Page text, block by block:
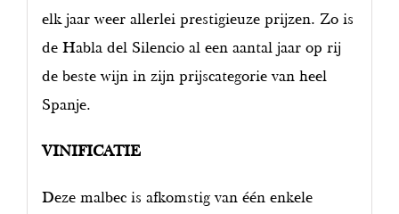
elk jaar weer allerlei prestigieuze prijzen. Zo is
de Habla del Silencio al een aantal jaar op rij
de beste wijn in zijn prijscategorie van heel
Spanje.
VINIFICATIE
Deze malbec is afkomstig van één enkele